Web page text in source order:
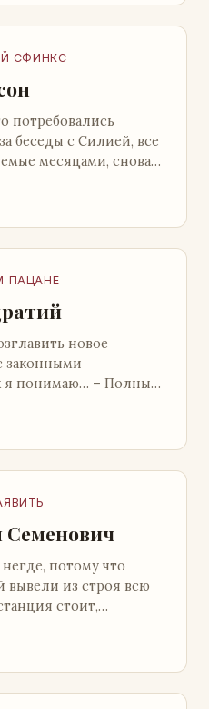
СФИНКС
потребовались
беседы с Силией, все
месяцами, снова
ПАЦАНЕ
новое
законными
я понимаю… – Полный
потому что
вывели из строя всю
стоит,